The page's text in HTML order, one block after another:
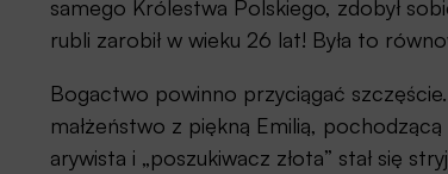
samego Królestwa Polskiego, zdobył
rubli zarobił w wieku 26 lat! Była to
Bogactwo powinno przyciągać
małżeństwo z piękną Emilią,
arywista i „poszukiwacz złota” stał się